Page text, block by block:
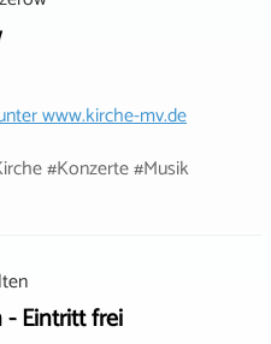
www.kirche-mv.de
#Konzerte #Musik
Eintritt frei